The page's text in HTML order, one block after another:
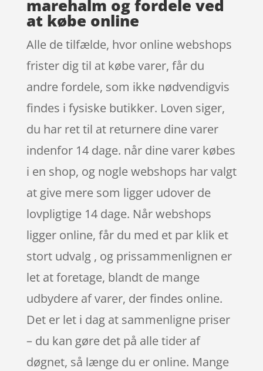
marehalm og fordele ved
at købe online
Alle de tilfælde, hvor online webshops
frister dig til at købe varer, får du
andre fordele, som ikke nødvendigvis
findes i fysiske butikker. Loven siger,
du har ret til at returnere dine varer
indenfor 14 dage. når dine varer købes
i en shop, og nogle webshops har valgt
at give mere som ligger udover de
lovpligtige 14 dage. Når webshops
ligger online, får du med et par klik et
stort udvalg , og prissammenlignen er
let at foretage, blandt de mange
udbydere af varer, der findes online.
Det er let i dag at sammenligne priser
– du kan gøre det på alle tider af
døgnet, så længe du er online. Mange